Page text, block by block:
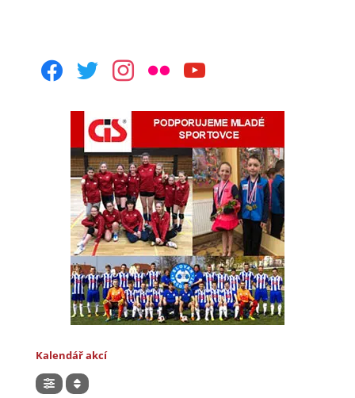
facebooktwitterinstagram
flickr youtube
Kalendář akcí